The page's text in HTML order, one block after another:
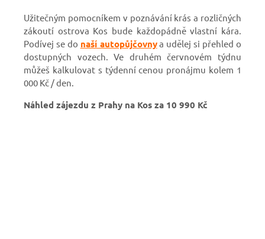
Užitečným pomocníkem v poznávání krás a rozličných
zákoutí ostrova Kos bude každopádně vlastní kára.
Podívej se do naší autopůjčovnya udělej si přehled o
dostupných vozech. Ve druhém červnovém týdnu
můžeš kalkulovat s týdenní cenou pronájmu kolem 1
000 Kč / den.
Náhled zájezdu z Prahy na Kos za 10 990 Kč